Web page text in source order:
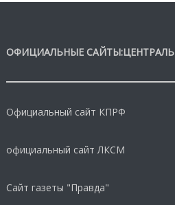
ОФИЦИАЛЬНЫЕ
Официальный сайт КПРФ
официальный сайт ЛКСМ
Сайт газеты "Правда"